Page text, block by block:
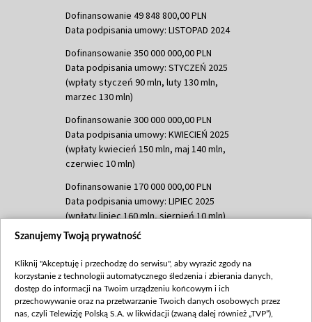
Dofinansowanie 49 848 800,00 PLN
Data podpisania umowy: LISTOPAD 2024
Dofinansowanie 350 000 000,00 PLN
Data podpisania umowy: STYCZEŃ 2025
(wpłaty styczeń 90 mln, luty 130 mln,
marzec 130 mln)
Dofinansowanie 300 000 000,00 PLN
Data podpisania umowy: KWIECIEŃ 2025
(wpłaty kwiecień 150 mln, maj 140 mln,
czerwiec 10 mln)
Dofinansowanie 170 000 000,00 PLN
Data podpisania umowy: LIPIEC 2025
(wpłaty lipiec 160 mln, sierpień 10 mln)
Dofinansowanie 60 000 000,00 PLN
(wpłata wrzesień 60 mln)
Dofinansowanie 635 783 051,21 PLN
Data podpisania umowy: WRZESIEŃ 2025
Szanujemy Twoją prywatność
Kliknij "Akceptuję i przechodzę do serwisu", aby wyrazić zgody na
korzystanie z technologii automatycznego śledzenia i zbierania danych,
dostęp do informacji na Twoim urządzeniu końcowym i ich
przechowywanie oraz na przetwarzanie Twoich danych osobowych przez
nas, czyli Telewizję Polską S.A. w likwidacji (zwaną dalej również „TVP”),